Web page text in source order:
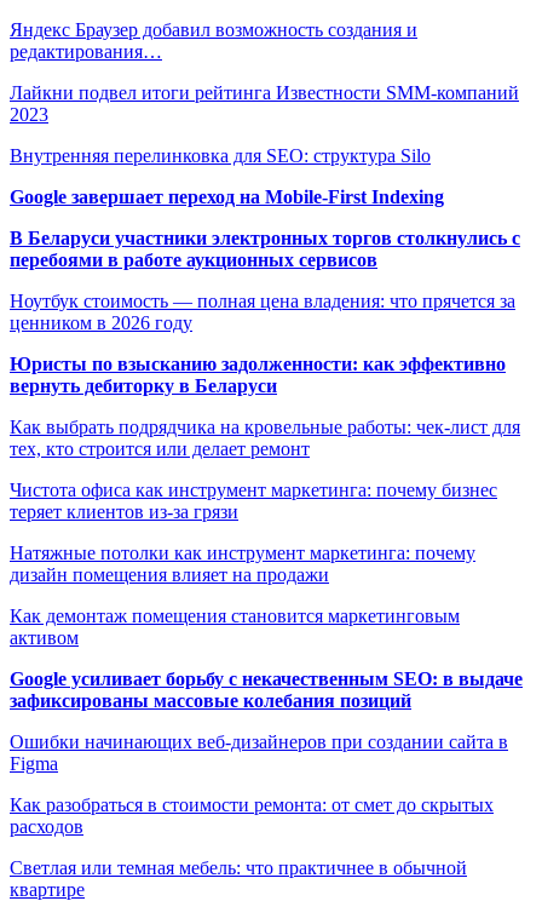
Яндекс Браузер добавил возможность создания и
редактирования…
Лайкни подвел итоги рейтинга Известности SMM-компаний
2023
Внутренняя перелинковка для SEO: структура Silo
Google завершает переход на Mobile-First Indexing
В Беларуси участники электронных торгов столкнулись с
перебоями в работе аукционных сервисов
Ноутбук стоимость — полная цена владения: что прячется за
ценником в 2026 году
Юристы по взысканию задолженности: как эффективно
вернуть дебиторку в Беларуси
Как выбрать подрядчика на кровельные работы: чек-лист для
тех, кто строится или делает ремонт
Чистота офиса как инструмент маркетинга: почему бизнес
теряет клиентов из-за грязи
Натяжные потолки как инструмент маркетинга: почему
дизайн помещения влияет на продажи
Как демонтаж помещения становится маркетинговым
активом
Google усиливает борьбу с некачественным SEO: в выдаче
зафиксированы массовые колебания позиций
Ошибки начинающих веб-дизайнеров при создании сайта в
Figma
Как разобраться в стоимости ремонта: от смет до скрытых
расходов
Светлая или темная мебель: что практичнее в обычной
квартире